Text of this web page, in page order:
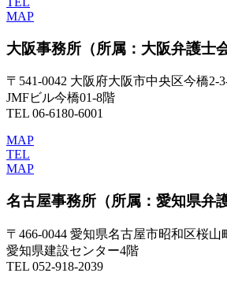
MAP
大阪事務所 （所属：大阪弁護士
〒541-0042 大阪府大阪市中央区今橋2-
JMFビル今橋01-8階
TEL 06-6180-6001
MAP
TEL
MAP
名古屋事務所 （所属：愛知県弁
〒466-0044 愛知県名古屋市昭和区桜山
愛知県建設センター4階
TEL 052-918-2039